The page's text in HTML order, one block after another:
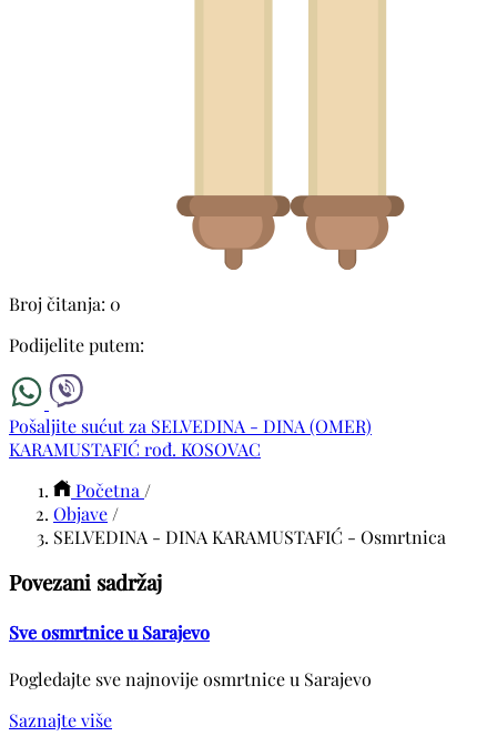
Broj čitanja: 0
Podijelite putem:
Pošaljite sućut za SELVEDINA - DINA (OMER)
KARAMUSTAFIĆ rođ. KOSOVAC
Početna /
Objave /
SELVEDINA - DINA KARAMUSTAFIĆ - Osmrtnica
Povezani sadržaj
Sve osmrtnice u Sarajevo
Pogledajte sve najnovije osmrtnice u Sarajevo
Saznajte više